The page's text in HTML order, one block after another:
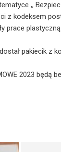
,,
z kodeksem
prace
pakiecik z
2023 będą